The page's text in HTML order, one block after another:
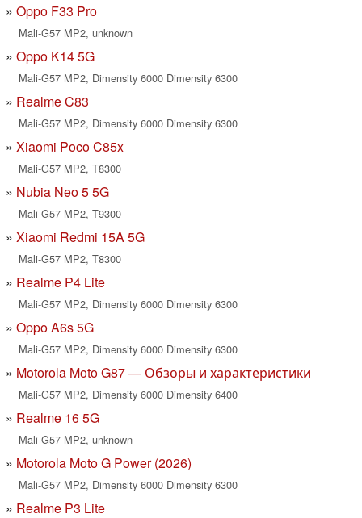
Oppo F33 Pro
Mali-G57 MP2, unknown
Oppo K14 5G
Mali-G57 MP2, Dimensity 6000 Dimensity 6300
Realme C83
Mali-G57 MP2, Dimensity 6000 Dimensity 6300
Xiaomi Poco C85x
Mali-G57 MP2, T8300
Nubia Neo 5 5G
Mali-G57 MP2, T9300
Xiaomi Redmi 15A 5G
Mali-G57 MP2, T8300
Realme P4 Lite
Mali-G57 MP2, Dimensity 6000 Dimensity 6300
Oppo A6s 5G
Mali-G57 MP2, Dimensity 6000 Dimensity 6300
Motorola Moto G87 — Обзоры и характеристики
Mali-G57 MP2, Dimensity 6000 Dimensity 6400
Realme 16 5G
Mali-G57 MP2, unknown
Motorola Moto G Power (2026)
Mali-G57 MP2, Dimensity 6000 Dimensity 6300
Realme P3 Lite